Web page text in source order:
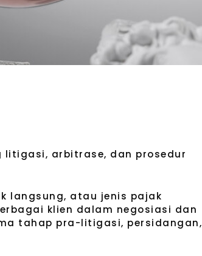
litigasi, arbitrase, dan prosedur
langsung, atau jenis pajak
klien dalam negosiasi dan
tahap pra-litigasi, persidangan,